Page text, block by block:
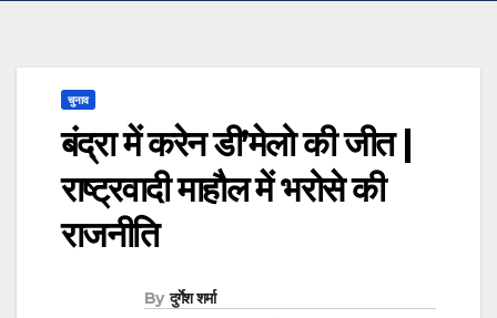
चुनाव
बंद्रा में करेन डी’मेलो की जीत |
राष्ट्रवादी माहौल में भरोसे की
राजनीति
By दुर्गेश शर्मा